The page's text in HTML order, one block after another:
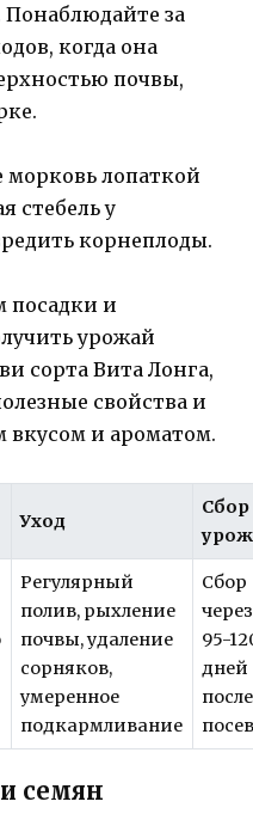
Понаблюдайте за
когда она
почвы,
лопаткой
стебель у
корнеплоды.
посадки и
урожай
сорта Вита Лонга,
свойства и
вкусом и ароматом.
Уход
Сбор
Регулярный
полив, рыхление
почвы, удаление
сорняков,
умеренное
подкармливание
Сбор
через
95-
дней
после
семян